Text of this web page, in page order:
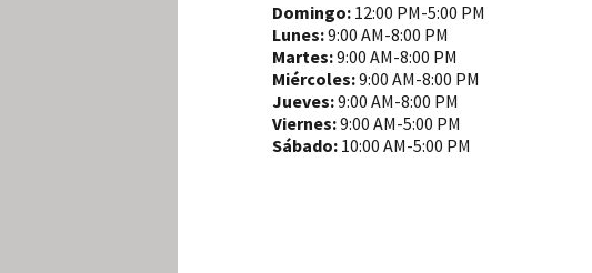
Domingo: 12:00 PM-5:00 PM
Lunes:9:00 AM-8:00 PM
Martes:9:00 AM-8:00 PM
Miércoles:9:00 AM-8:00 PM
Jueves:9:00 AM-8:00 PM
Viernes:9:00 AM-5:00 PM
Sábado: 10:00 AM-5:00 PM